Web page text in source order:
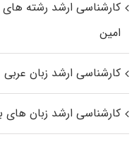
کارشناسی ارشد رﺷﺘﻪ
اﻣﻴﻦ
کارشناسی ارشد زبان عربی
کارشناسی ارشد زبان‌ های